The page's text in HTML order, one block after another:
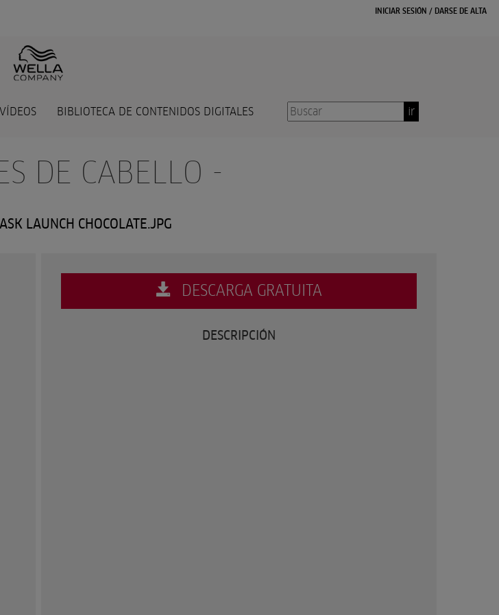
INICIAR SESIÓN / DARSE DE ALTA
BIBLIOTECA DE CONTENIDOS DIGITALES ir
DE CABELLO -
LAUNCH CHOCOLATE.JPG
DESCARGA GRATUITA
DESCRIPCIÓN